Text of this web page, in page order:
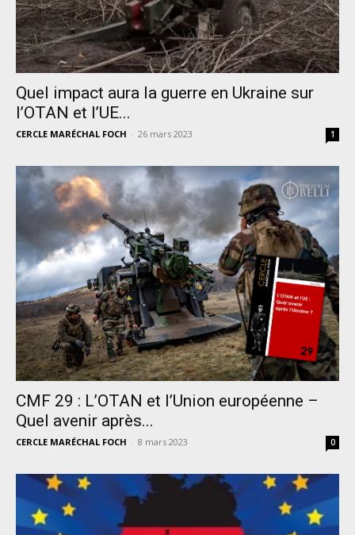
Quel impact aura la guerre en Ukraine sur
l’OTAN et l’UE...
CERCLE MARÉCHAL FOCH - 26 mars 2023 1
CMF 29 : L’OTAN et l’Union européenne –
Quel avenir après...
CERCLE MARÉCHAL FOCH - 8 mars 2023 0